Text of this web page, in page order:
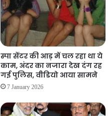
स्पा सेंटर की आड़ में चल रहा था ये
काम, अंदर का नजारा देख दंग रह
गई पुलिस, वीडियो आया सामने
7 January 2026